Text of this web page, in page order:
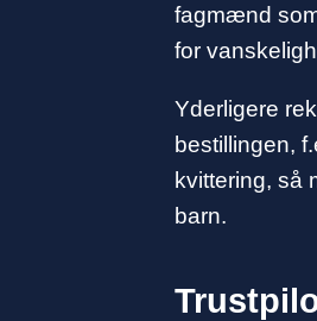
fagmænd
for
Yderligere
bestillingen,
kvittering, så
barn.